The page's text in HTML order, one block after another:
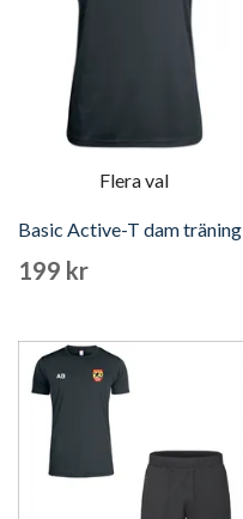
Flera val
Basic Active-T dam träning
199 kr